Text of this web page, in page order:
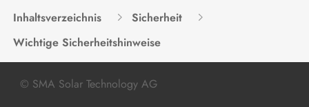
Inhaltsverzeichnis
Sicherheit
Wichtige Sicherheitshinweise
© SMA Solar Technology AG